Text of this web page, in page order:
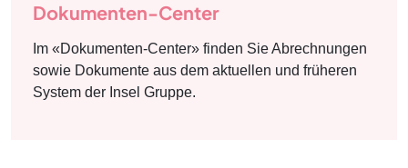
Dokumenten-Center
Im «Dokumenten-Center» finden Sie Abrechnungen
sowie Dokumente aus dem aktuellen und früheren
System der Insel Gruppe.